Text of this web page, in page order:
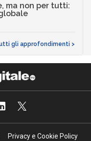
ma non per tutti:
gli approfondimenti >
Privacy e Cookie Policy